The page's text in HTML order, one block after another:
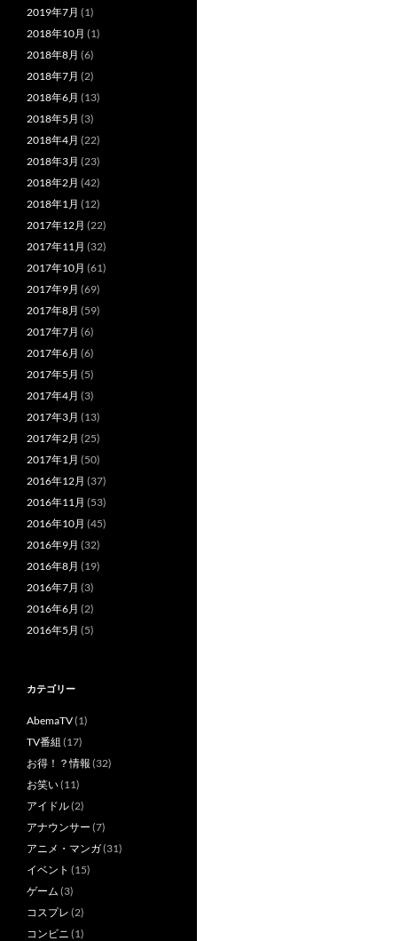
2019年7月 (1)
2018年10月 (1)
2018年8月 (6)
2018年7月 (2)
2018年6月 (13)
2018年5月 (3)
2018年4月 (22)
2018年3月 (23)
2018年2月 (42)
2018年1月 (12)
2017年12月 (22)
2017年11月 (32)
2017年10月 (61)
2017年9月 (69)
2017年8月 (59)
2017年7月 (6)
2017年6月 (6)
2017年5月 (5)
2017年4月 (3)
2017年3月 (13)
2017年2月 (25)
2017年1月 (50)
2016年12月 (37)
2016年11月 (53)
2016年10月 (45)
2016年9月 (32)
2016年8月 (19)
2016年7月 (3)
2016年6月 (2)
2016年5月 (5)
カテゴリー
AbemaTV(1)
TV番組 (17)
お得！？情報 (32)
お笑い(11)
アイドル(2)
アナウンサー (7)
アニメ・マンガ(31)
イベント (15)
ゲーム (3)
コスプレ (2)
コンビニ (1)